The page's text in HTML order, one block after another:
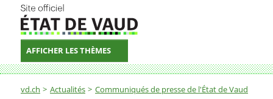
AFFICHER LES THÈMES
Fil d'Ariane
vd.ch Actualités Communiqués de presse de l'État de Vaud
Antennes de téléphonie mobile 5G: lancement de